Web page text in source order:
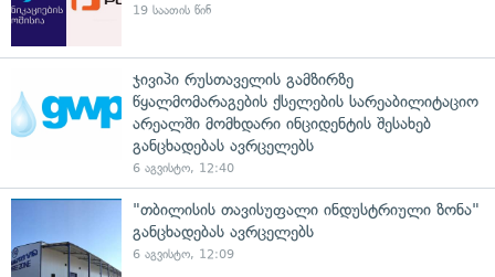
19 საათის წინ
ჯივიპი რუსთაველის გამზირზე
წყალმომარაგების ქსელების სარეაბილიტაციო
არეალში მომხდარი ინციდენტის შესახებ
განცხადებას ავრცელებს
6 აგვისტო, 12:40
"თბილისის თავისუფალი ინდუსტრიული ზონა"
განცხადებას ავრცელებს
6 აგვისტო, 12:09